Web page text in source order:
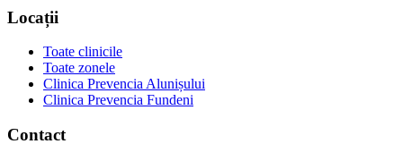
Locații
Toate clinicile
Toate zonele
Clinica Prevencia Alunișului
Clinica Prevencia Fundeni
Contact